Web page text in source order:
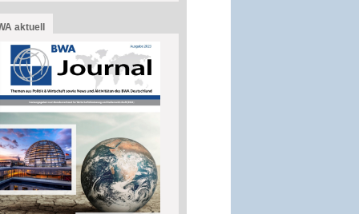
aktuell